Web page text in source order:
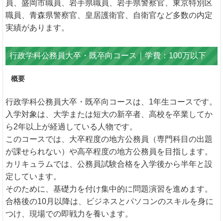
員、盛岡市職員、岩手県職員、岩手県警察官、東京特別区
職員、青森県警察官、皇居護衛官、自衛官など多数の内定
実績があります。
行政学科公務員大卒・既卒向コース｜学費：100万以下
概要
行政学科公務員大卒・既卒向コースは、1年生コースです。
入学対象は、大学または短大の新卒者、高校を卒業してか
ら2年以上が経過している人物です。
このコースでは、大卒程度の地方公務員（専門科目の出題
が課せられない）や高卒程度の地方公務員を目指します。
カリキュラムでは、公務員試験合格を入学後から半年と設
定しています。
そのために、基礎力を付け集中的に問題演習を進めます。
合格後の10月以降は、ビジネスとパソコンのスキルを身に
つけ、現場での即戦力を養います。